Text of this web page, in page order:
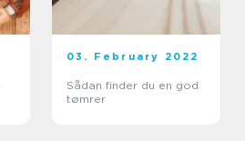
03. February 2022
Sådan finder du en god
tømrer